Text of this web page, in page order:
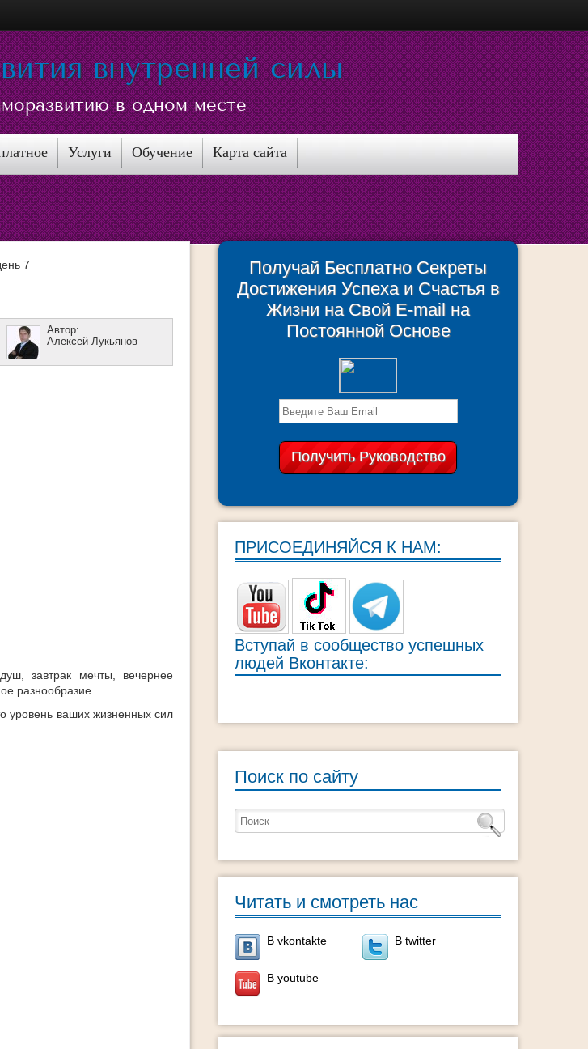
внутренней силы
в одном месте
Услуги Обучение Карта сайта
7
Автор:
Алексей Лукьянов
завтрак мечты, вечернее
разнообразие.
уровень ваших жизненных сил
Получай Бесплатно Секреты
Достижения Успеха и Счастья в
Жизни на Свой E-mail на
Постоянной Основе
ПРИСОЕДИНЯЙСЯ К НАМ:
Вступай в сообщество успешных
людей Вконтакте:
Поиск по сайту
Читать и смотреть нас
В vkontakte В twitter
В youtube